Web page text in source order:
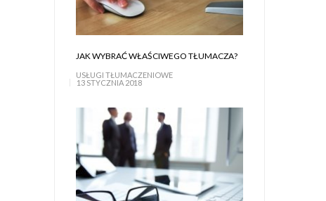
JAK WYBRAĆ WŁAŚCIWEGO TŁUMACZA?
USŁUGI TŁUMACZENIOWE
13 STYCZNIA 2018